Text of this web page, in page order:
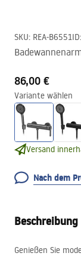
SKU: REA-B6551ID:
86,00 €
Variante wählen
Versand
Nach dem
Genießen Sie